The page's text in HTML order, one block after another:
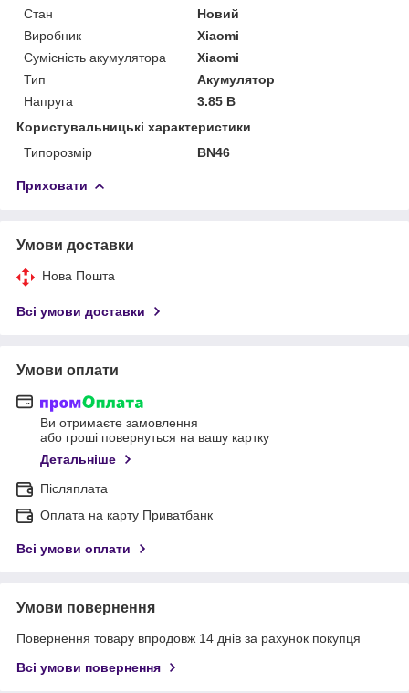
Стан
Новий
Виробник
Xiaomi
Сумісність акумулятора
Xiaomi
Тип
Акумулятор
Напруга
3.85 В
Користувальницькі характеристики
Типорозмір
BN46
Приховати
Умови доставки
Нова Пошта
Всі умови доставки
Умови оплати
Ви отримаєте замовлення
або гроші повернуться на вашу картку
Детальніше
Післяплата
Оплата на карту Приватбанк
Всі умови оплати
Умови повернення
Повернення товару впродовж 14 днів за рахунок покупця
Всі умови повернення